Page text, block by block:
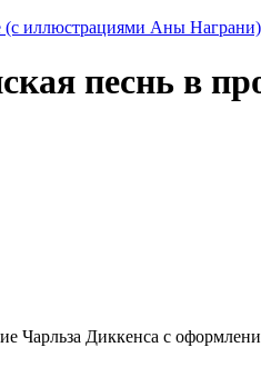
песнь в
Чарльза Диккенса с